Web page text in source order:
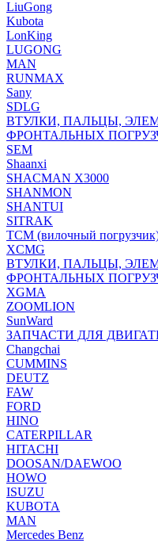
LiuGong
Kubota
LonKing
LUGONG
MAN
RUNMAX
Sany
SDLG
ВТУЛКИ, ПАЛЬЦЫ,
ФРОНТАЛЬНЫХ
SEM
Shaanxi
SHACMAN X3000
SHANMON
SHANTUI
SITRAK
TCM (вилочный
XCMG
ВТУЛКИ, ПАЛЬЦЫ,
ФРОНТАЛЬНЫХ
XGMA
ZOOMLION
SunWard
ЗАПЧАСТИ ДЛЯ
Changchai
CUMMINS
DEUTZ
FAW
FORD
HINO
CATERPILLAR
HITACHI
DOOSAN/DAEWOO
HOWO
ISUZU
KUBOTA
MAN
Mercedes Benz